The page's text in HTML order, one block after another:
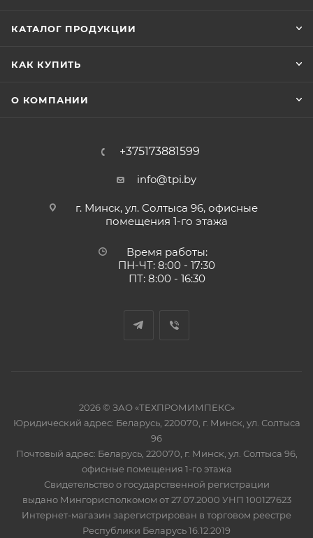
КАТАЛОГ ПРОДУКЦИИ
КАК КУПИТЬ
О КОМПАНИИ
+375173881599
info@tpi.by
г. Минск, ул. Солтыса 96, офисные
помещения 1-го этажа
Время работы:
ПН-ЧТ: 8:00 - 17:30
ПТ: 8:00 - 16:30
2026 © ЗАО «ТЕХПРОМИМПЕКС»
Юридический адрес: Беларусь, 220070, г. Минск, ул. Солтыса
96
Почтовый адрес: Беларусь, 220070, г. Минск, ул. Солтыса 96,
офисные помещения 1-го этажа
Свидетельство о государственной регистрации
выдано Мингорисполкомом от 27.07.2000 УНП 100127623
Интернет-магазин зарегистрирован в торговом реестре
Республики Беларусь 16.12.2019